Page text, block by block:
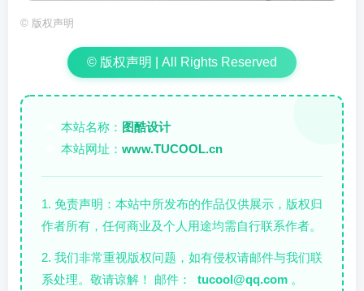
© 版权声明
© 版权声明 | All Rights Reserved
本站名称： 图酷设计
本站网址： www.TUCOOL.cn
1. 免责声明：本站中所发布的作品仅供展示，版权归
作者所有，任何商业及个人用途均需自行联系作者。
2. 我们非常重视版权问题，如有侵权请邮件与我们联
系处理。敬请谅解！ 邮件：
tucool@qq.com 。